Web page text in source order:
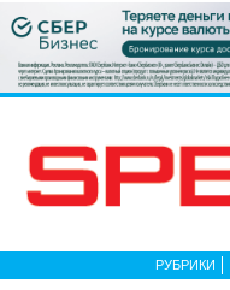
РУБРИКИ